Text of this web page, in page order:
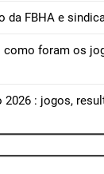
da FBHA e
como foram os
2026 : jogos,